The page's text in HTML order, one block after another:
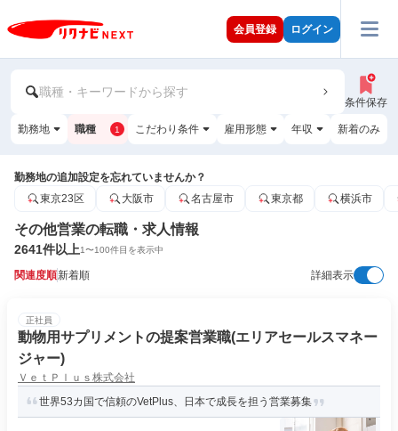
会員登録 ログイン
職種・キーワードから探す
条件保存
勤務地 職種 1 こだわり条件 雇用形態 年収 新着のみ
勤務地の追加設定を忘れていませんか？
東京23区
大阪市 名古屋市 東京都 横浜市
その他営業の転職・求人情報
2641件以上1〜100件目を表示中
関連度順新着順 詳細表示
正社員
動物用サプリメントの提案営業職(エリアセールスマネー
ジャー)
ＶｅｔＰｌｕｓ株式会社
世界53カ国で信頼のVetPlus、日本で成長を担う営業募集